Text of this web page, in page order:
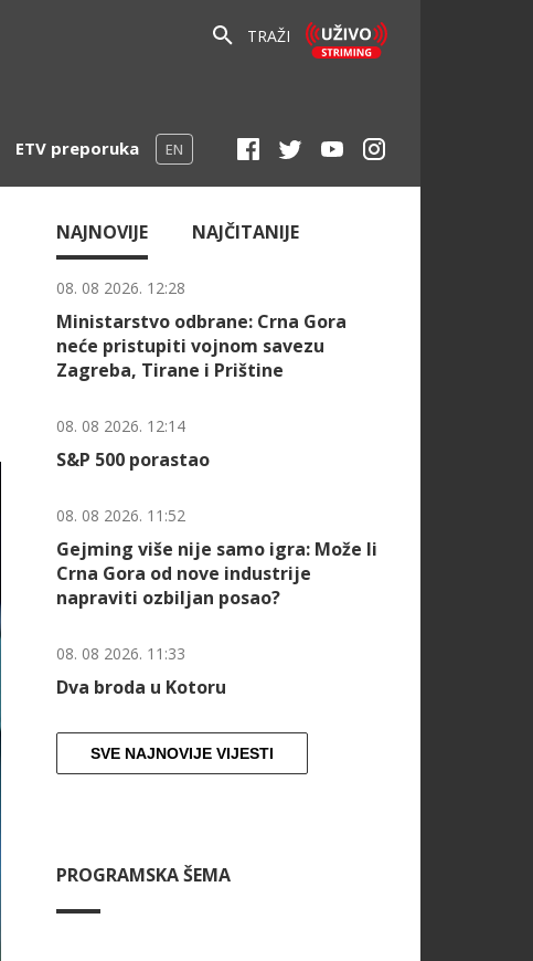
TRAŽI
ETV preporuka EN
NAJNOVIJE NAJČITANIJE
08. 08 2026. 12:28
Ministarstvo odbrane: Crna Gora
neće pristupiti vojnom savezu
Zagreba, Tirane i Prištine
08. 08 2026. 12:14
S&P 500 porastao
08. 08 2026. 11:52
Gejming više nije samo igra: Može li
Crna Gora od nove industrije
napraviti ozbiljan posao?
08. 08 2026. 11:33
Dva broda u Kotoru
SVE NAJNOVIJE VIJESTI
PROGRAMSKA ŠEMA